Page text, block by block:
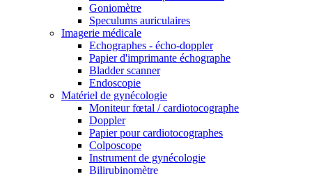
Goniomètre
Speculums auriculaires
Imagerie médicale
Echographes - écho-doppler
Papier d'imprimante échographe
Bladder scanner
Endoscopie
Matériel de gynécologie
Moniteur fœtal / cardiotocographe
Doppler
Papier pour cardiotocographes
Colposcope
Instrument de gynécologie
Bilirubinomètre